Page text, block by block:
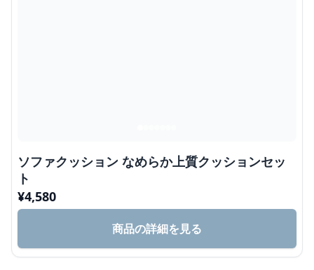
ソファクッション なめらか上質クッションセッ
ト
¥4,580
商品の詳細を見る